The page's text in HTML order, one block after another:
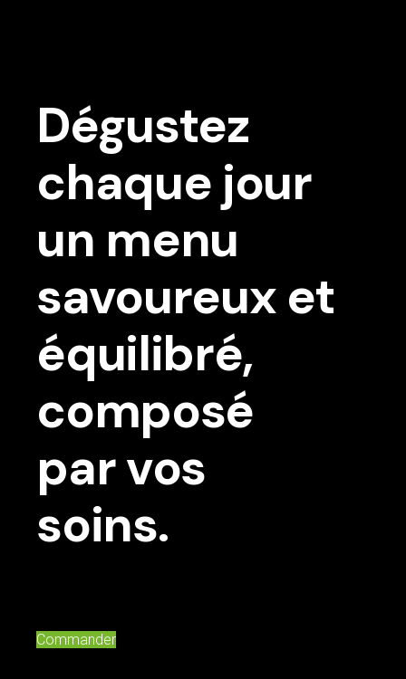
Dégustez
chaque jour
un menu
savoureux et
équilibré,
composé
par vos
soins.
Commander